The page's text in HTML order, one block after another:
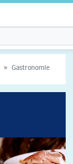
Gastronomie